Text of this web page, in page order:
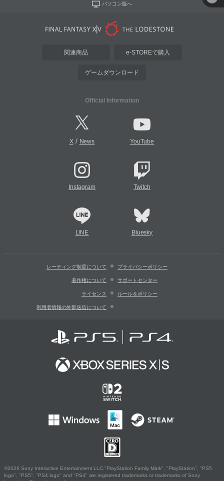
パソコン版へ
関連商品 e-STOREで購入
ゲームダウンロード
Official Information
X/ News YouTube
Instagram Twitch
LINE Bluesky
レーティング制度について プライバシーポリシー
著作権について サポートセンター
ライセンス ルール＆ポリシー
利用者情報の外部送信について
©2026 Sony Interactive Entertainment LLC."PlayStation Family Mark", "PlayStation", "PS5
logo", "PS5", "PS4 logo" and "PS4" are registered trademarks or trademarks of Sony